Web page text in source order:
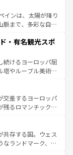
マルフィ海岸の絶
の合間には、本場の
理を堪能することも
旅をしてみよう！
インは、太陽が降り
脈まで、多彩な自然
メンコ、熱気あふ
の一部となってい
気や、バルセロナの
代ローマ遺跡や中世
スペインはその個
する。 なお、新着のスペイン情報は コ
・有名観光スポ
続けるヨーロッパ屈
塔やルーブル美術館
宮殿、歴史的な大
然が、訪れる者を心
の国としても知ら
、プロヴァンスの
しみ方が可能だ。さ
ており、どの街角に
交差するヨーロッパ
残るロマンチック街
ることがない。ベ
アルプスの絶景、そ
風景は必見。ビール
共存する国。ウェス
なランドマーク、歴